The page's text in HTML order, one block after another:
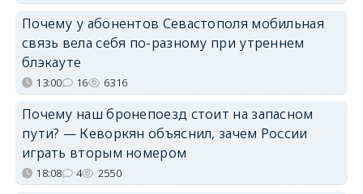
Почему у абонентов Севастополя мобильная
связь вела себя по-разному при утреннем
блэкауте
13:00 16 6316
Почему наш бронепоезд стоит на запасном
пути? — Кеворкян объяснил, зачем России
играть вторым номером
18:08 4 2550